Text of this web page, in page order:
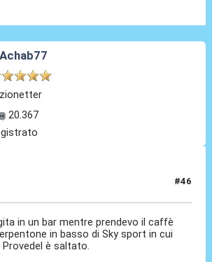
Achab77
20.367
#46
in un bar mentre prendevo il caffè
in basso di Sky sport in cui
è saltato.